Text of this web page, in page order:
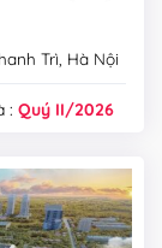
Trì, Hà Nội
:Quý II/2026